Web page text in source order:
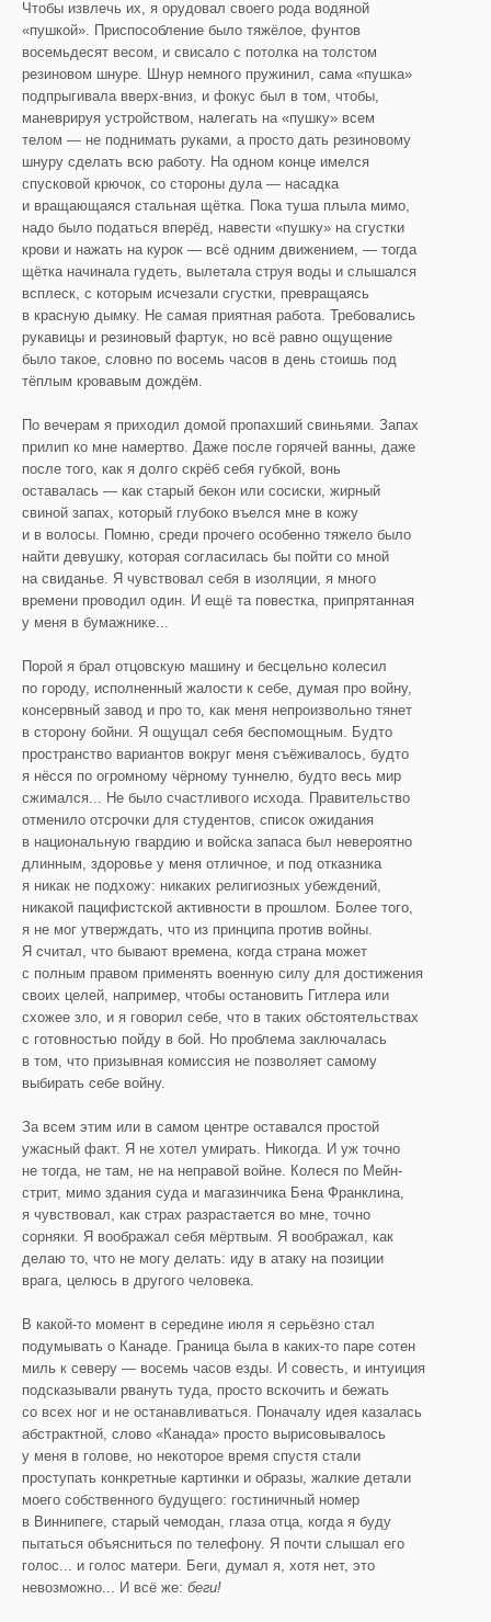
Чтобы извлечь их, я орудовал своего рода водяной
«пушкой». Приспособление было тяжёлое, фунтов
восемьдесят весом, и свисало с потолка на толстом
резиновом шнуре. Шнур немного пружинил, сама «пушка»
подпрыгивала вверх-вниз, и фокус был в том, чтобы,
маневрируя устройством, налегать на «пушку» всем
телом — не поднимать руками, а просто дать резиновому
шнуру сделать всю работу. На одном конце имелся
спусковой крючок, со стороны дула — насадка
и вращающаяся стальная щётка. Пока туша плыла мимо,
надо было податься вперёд, навести «пушку» на сгустки
крови и нажать на курок — всё одним движением, — тогда
щётка начинала гудеть, вылетала струя воды и слышался
всплеск, с которым исчезали сгустки, превращаясь
в красную дымку. Не самая приятная работа. Требовались
рукавицы и резиновый фартук, но всё равно ощущение
было такое, словно по восемь часов в день стоишь под
тёплым кровавым дождём.
По вечерам я приходил домой пропахший свиньями. Запах
прилип ко мне намертво. Даже после горячей ванны, даже
после того, как я долго скрёб себя губкой, вонь
оставалась — как старый бекон или сосиски, жирный
свиной запах, который глубоко въелся мне в кожу
и в волосы. Помню, среди прочего особенно тяжело было
найти девушку, которая согласилась бы пойти со мной
на свиданье. Я чувствовал себя в изоляции, я много
времени проводил один. И ещё та повестка, припрятанная
у меня в бумажнике...
Порой я брал отцовскую машину и бесцельно колесил
по городу, исполненный жалости к себе, думая про войну,
консервный завод и про то, как меня непроизвольно тянет
в сторону бойни. Я ощущал себя беспомощным. Будто
пространство вариантов вокруг меня съёживалось, будто
я нёсся по огромному чёрному туннелю, будто весь мир
сжимался... Не было счастливого исхода. Правительство
отменило отсрочки для студентов, список ожидания
в национальную гвардию и войска запаса был невероятно
длинным, здоровье у меня отличное, и под отказника
я никак не подхожу: никаких религиозных убеждений,
никакой пацифистской активности в прошлом. Более того,
я не мог утверждать, что из принципа против войны.
Я считал, что бывают времена, когда страна может
с полным правом применять военную силу для достижения
своих целей, например, чтобы остановить Гитлера или
схожее зло, и я говорил себе, что в таких обстоятельствах
с готовностью пойду в бой. Но проблема заключалась
в том, что призывная комиссия не позволяет самому
выбирать себе войну.
За всем этим или в самом центре оставался простой
ужасный факт. Я не хотел умирать. Никогда. И уж точно
не тогда, не там, не на неправой войне. Колеся по Мейн-
стрит, мимо здания суда и магазинчика Бена Франклина,
я чувствовал, как страх разрастается во мне, точно
сорняки. Я воображал себя мёртвым. Я воображал, как
делаю то, что не могу делать: иду в атаку на позиции
врага, целюсь в другого человека.
В какой-то момент в середине июля я серьёзно стал
подумывать о Канаде. Граница была в каких-то паре сотен
миль к северу — восемь часов езды. И совесть, и интуиция
подсказывали рвануть туда, просто вскочить и бежать
со всех ног и не останавливаться. Поначалу идея казалась
абстрактной, слово «Канада» просто вырисовывалось
у меня в голове, но некоторое время спустя стали
проступать конкретные картинки и образы, жалкие детали
моего собственного будущего: гостиничный номер
в Виннипеге, старый чемодан, глаза отца, когда я буду
пытаться объясниться по телефону. Я почти слышал его
голос... и голос матери. Беги, думал я, хотя нет, это
невозможно... И всё же: беги!